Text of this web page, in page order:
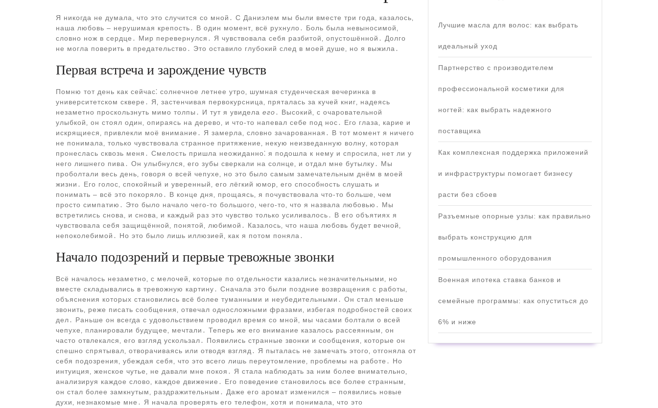
Я никогда не думала‚ что это случится со мной․ С Даниэлем мы были вместе три года‚ казалось‚
наша любовь – нерушимая крепость․ В один момент‚ всё рухнуло․ Боль была невыносимой‚
словно нож в сердце․ Мир перевернулся․ Я чувствовала себя разбитой‚ опустошённой․ Долго
не могла поверить в предательство․ Это оставило глубокий след в моей душе‚ но я выжила․
Первая встреча и зарождение чувств
Помню тот день как сейчас⁚ солнечное летнее утро‚ шумная студенческая вечеринка в
университетском сквере․ Я‚ застенчивая первокурсница‚ пряталась за кучей книг‚ надеясь
незаметно проскользнуть мимо толпы․ И тут я увидела его․ Высокий‚ с очаровательной
улыбкой‚ он стоял один‚ опираясь на дерево‚ и что-то напевал себе под нос․ Его глаза‚ карие и
искрящиеся‚ привлекли моё внимание․ Я замерла‚ словно зачарованная․ В тот момент я ничего
не понимала‚ только чувствовала странное притяжение‚ некую неизведанную волну‚ которая
пронеслась сквозь меня․ Смелость пришла неожиданно⁚ я подошла к нему и спросила‚ нет ли у
него лишнего пива․ Он улыбнулся‚ его зубы сверкали на солнце‚ и отдал мне бутылку․ Мы
проболтали весь день‚ говоря о всей чепухе‚ но это было самым замечательным днём в моей
жизни․ Его голос‚ спокойный и уверенный‚ его лёгкий юмор‚ его способность слушать и
понимать – всё это покоряло․ В конце дня‚ прощаясь‚ я почувствовала что-то больше‚ чем
просто симпатию․ Это было начало чего-то большого‚ чего-то‚ что я назвала любовью․ Мы
встретились снова‚ и снова‚ и каждый раз это чувство только усиливалось․ В его объятиях я
чувствовала себя защищённой‚ понятой‚ любимой․ Казалось‚ что наша любовь будет вечной‚
непоколебимой․ Но это было лишь иллюзией‚ как я потом поняла․
Начало подозрений и первые тревожные звонки
Всё началось незаметно‚ с мелочей‚ которые по отдельности казались незначительными‚ но
вместе складывались в тревожную картину․ Сначала это были поздние возвращения с работы‚
объяснения которых становились всё более туманными и неубедительными․ Он стал меньше
звонить‚ реже писать сообщения‚ отвечал односложными фразами‚ избегая подробностей своих
дел․ Раньше он всегда с удовольствием проводил время со мной‚ мы часами болтали о всей
чепухе‚ планировали будущее‚ мечтали․ Теперь же его внимание казалось рассеянным‚ он
часто отвлекался‚ его взгляд ускользал․ Появились странные звонки и сообщения‚ которые он
спешно спрятывал‚ отворачиваясь или отводя взгляд․ Я пыталась не замечать этого‚ отгоняла от
себя подозрения‚ убеждая себя‚ что это всего лишь переутомление‚ проблемы на работе․ Но
интуиция‚ женское чутье‚ не давали мне покоя․ Я стала наблюдать за ним более внимательно‚
анализируя каждое слово‚ каждое движение․ Его поведение становилось все более странным‚
он стал более замкнутым‚ раздражительным․ Даже его аромат изменился – появились новые
духи‚ незнакомые мне․ Я началa проверять его телефон‚ хотя и понимала‚ что это
Лучшие масла для волос: как выбрать
идеальный уход
Партнерство с производителем
профессиональной косметики для
ногтей: как выбрать надежного
поставщика
Как комплексная поддержка приложений
и инфраструктуры помогает бизнесу
расти без сбоев
Разъемные опорные узлы: как правильно
выбрать конструкцию для
промышленного оборудования
Военная ипотека ставка банков и
семейные программы: как опуститься до
6% и ниже